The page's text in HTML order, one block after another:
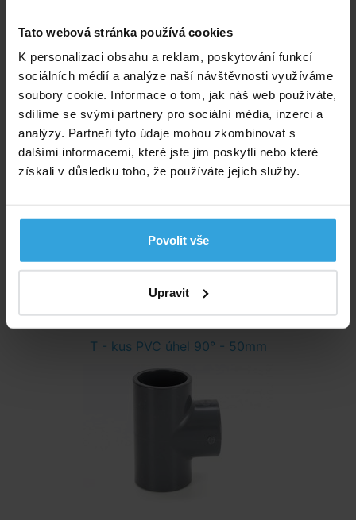
Tato webová stránka používá cookies
K personalizaci obsahu a reklam, poskytování funkcí
sociálních médií a analýze naší návštěvnosti využíváme
soubory cookie. Informace o tom, jak náš web používáte,
sdílíme se svými partnery pro sociální média, inzerci a
analýzy. Partneři tyto údaje mohou zkombinovat s
dalšími informacemi, které jste jim poskytli nebo které
získali v důsledku toho, že používáte jejich služby.
Povolit vše
Upravit
Kulový dvoucestný ventil PVC - 50mm
zítra u vás
399,- Kč
T - kus PVC úhel 90° - 50mm